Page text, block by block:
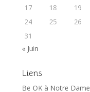
17
18 19
24
25 26
31
« Juin
Liens
Be OK à Notre